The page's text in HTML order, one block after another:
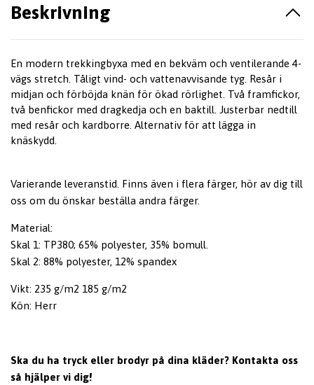
Beskrivning
En modern trekkingbyxa med en bekväm och ventilerande 4-
vägs stretch. Tåligt vind- och vattenavvisande tyg. Resår i
midjan och förböjda knän för ökad rörlighet. Två framfickor,
två benfickor med dragkedja och en baktill. Justerbar nedtill
med resår och kardborre. Alternativ för att lägga in
knäskydd.
Varierande leveranstid. Finns även i flera färger, hör av dig till
oss om du önskar beställa andra färger.
Material:
Skal 1: TP380; 65% polyester, 35% bomull.
Skal 2: 88% polyester, 12% spandex
Vikt: 235 g/m2 185 g/m2
Kön: Herr
Ska du ha tryck eller brodyr på dina kläder? Kontakta oss
så hjälper vi dig!